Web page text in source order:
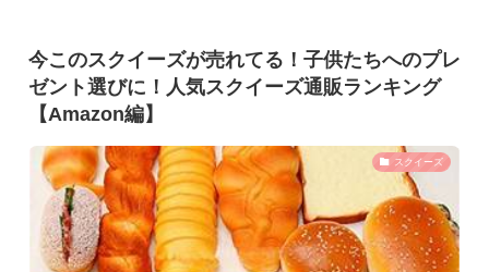
今このスクイーズが売れてる！子供たちへのプレ
ゼント選びに！人気スクイーズ通販ランキング
【Amazon編】
スクイーズ